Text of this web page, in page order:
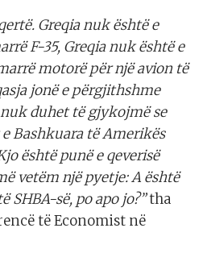
Greqia nuk është e
F-35, Greqia nuk është e
motorë për një avion të
jonë e përgjithshme
duhet të gjykojmë se
Bashkuara të Amerikës
është punë e qeverisë
vetëm një pyetje: A është
SHBA-së, po apo jo?”tha
të Economist në